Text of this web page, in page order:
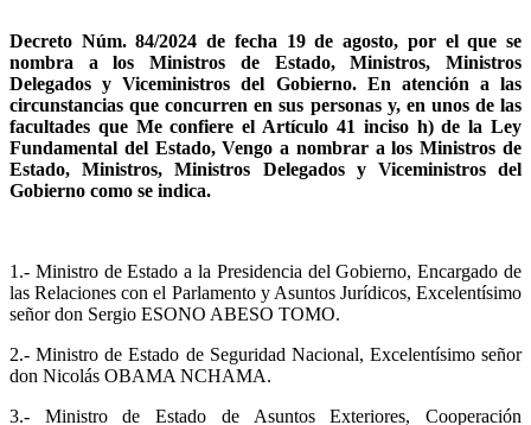
Decreto Núm. 84/2024 de fecha 19 de agosto, por el que se
nombra a los Ministros de Estado, Ministros, Ministros
Delegados y Viceministros del Gobierno. En atención a las
circunstancias que concurren en sus personas y, en unos de las
facultades que Me confiere el Artículo 41 inciso h) de la Ley
Fundamental del Estado, Vengo a nombrar a los Ministros de
Estado, Ministros, Ministros Delegados y Viceministros del
Gobierno como se indica.
1.- Ministro de Estado a la Presidencia del Gobierno, Encargado de
las Relaciones con el Parlamento y Asuntos Jurídicos, Excelentísimo
señor don Sergio ESONO ABESO TOMO.
2.- Ministro de Estado de Seguridad Nacional, Excelentísimo señor
don Nicolás OBAMA NCHAMA.
3.- Ministro de Estado de Asuntos Exteriores, Cooperación